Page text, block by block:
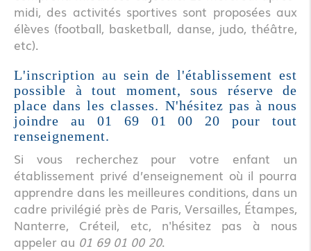
midi, des activités sportives sont proposées aux
élèves (football, basketball, danse, judo, théâtre,
etc).
L'inscription au sein de l'établissement est
possible à tout moment, sous réserve de
place dans les classes. N'hésitez pas à nous
joindre au 01 69 01 00 20 pour tout
renseignement.
Si vous recherchez pour votre enfant un
établissement privé d’enseignement où il pourra
apprendre dans les meilleures conditions, dans un
cadre privilégié près de Paris, Versailles, Étampes,
Nanterre, Créteil, etc, n'hésitez pas à nous
appeler au 01 69 01 00 20.